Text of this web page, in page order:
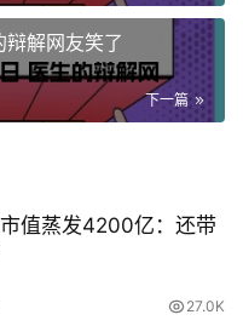
解网友笑了
下一篇
值蒸发4200亿：还带
27.0K